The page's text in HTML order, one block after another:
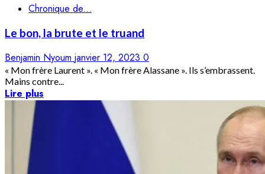
Chronique de...
Le bon, la brute et le truand
Benjamin Nyoum janvier 12, 2023 0
« Mon frère Laurent ». « Mon frère Alassane ». Ils s’embrassent.
Mains contre...
Lire plus